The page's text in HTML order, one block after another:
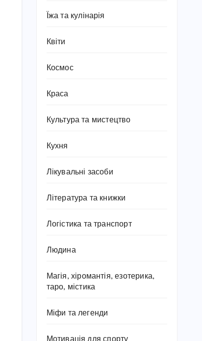
Їжа та кулінарія
Квіти
Космос
Краса
Культура та мистецтво
Кухня
Лікувальні засоби
Література та книжки
Логістика та транспорт
Людина
Магія, хіромантія, езотерика,
таро, містика
Міфи та легенди
Мотивація для спорту